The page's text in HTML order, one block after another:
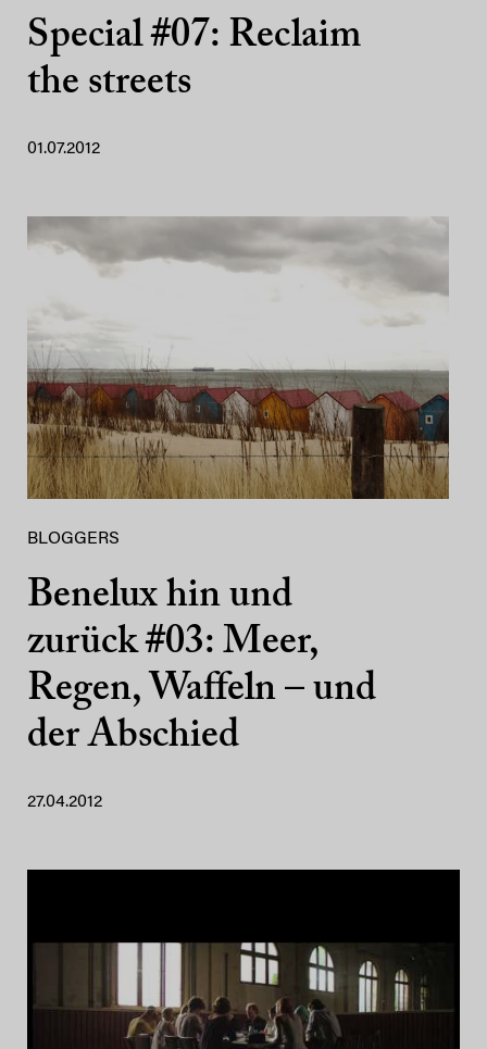
Special #07: Reclaim
the streets
01.07.2012
BLOGGERS
Benelux hin und
zurück #03: Meer,
Regen, Waffeln – und
der Abschied
27.04.2012